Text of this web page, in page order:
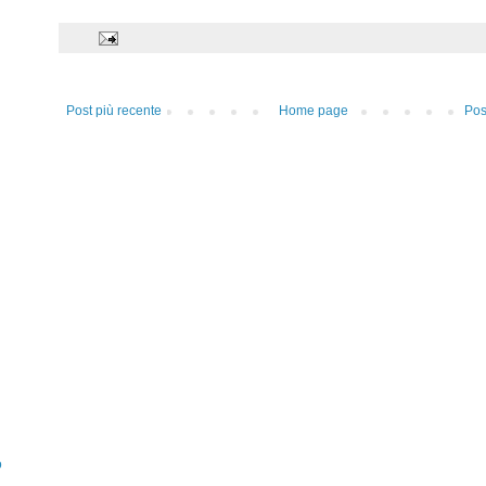
Post più recente Home page